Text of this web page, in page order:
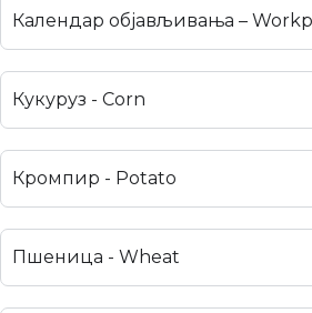
Календар објављивања –
Кукуруз - Corn
Кромпир - Potato
Пшеница - Wheat